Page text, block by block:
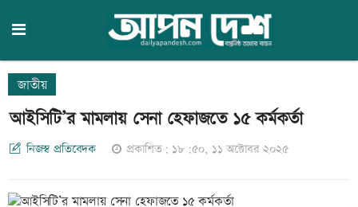
জাতীয়
আইসিটি’র মামলায় সেনা হেফাজতে ১৫ কর্মকর্তা
নিজস্ব প্রতিবেদক প্রকাশিত: ১৮:৫০, ১১ অক্টোবর ২০২৫